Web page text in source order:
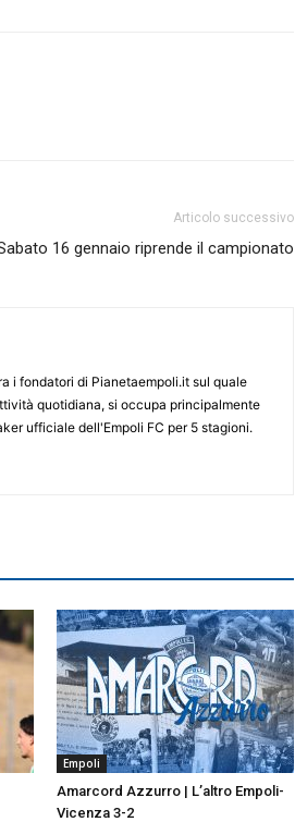
Articolo successivo
16 gennaio riprende il campionato
i fondatori di Pianetaempoli.it sul quale
quotidiana, si occupa principalmente
ufficiale dell'Empoli FC per 5 stagioni.
Empoli
Amarcord Azzurro | L’altro Empoli-
Vicenza 3-2